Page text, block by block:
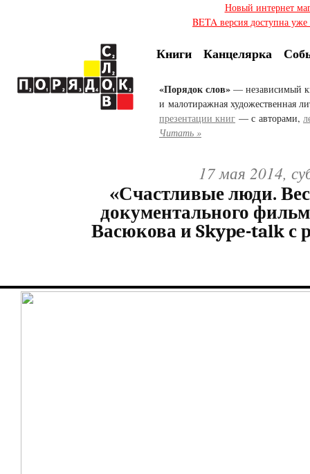
Новый интернет
BETA версия доступна
Книги Канцелярка
«Порядок слов» — независимый
и малотиражная художественная
презентации книг — с авторами,
Читать »
17 мая 2014,
«Счастливые люди.
документального
Васюкова и Skype-talk с